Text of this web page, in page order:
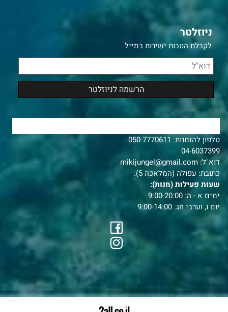
ניוזלטר
לקבלת הטבות ישירות במייל
טלפון להזמנות:050-7770611
04-6037399
דוא"ל: mikijungel@gmail.com
כתובת: עפולה (המלאכה 5).
שעות פעילות (חנות):
ימים א - ה: 9:00-20:00
יום ו, וערבי חג: 9:00-14:00